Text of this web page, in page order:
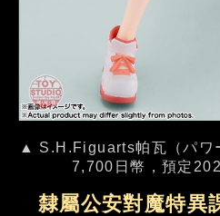
▲ S.H.Figuarts帕瓦（パワ
7,700日幣，預定
隸屬公安對魔特異